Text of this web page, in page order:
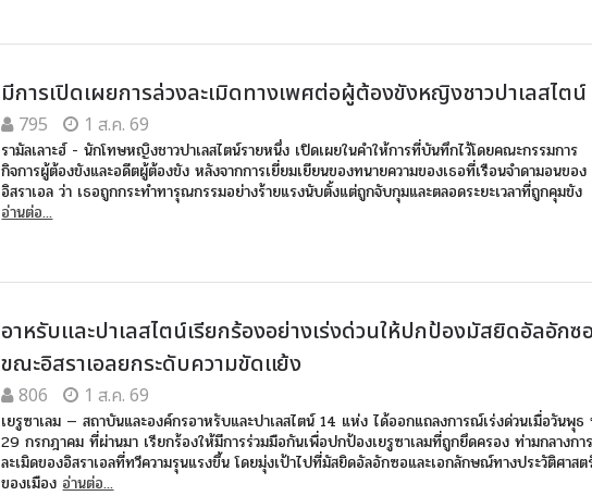
มีการเปิดเผยการล่วงละเมิดทางเพศต่อผู้ต้องขังหญิงชาวปาเลสไตน์
795 1 ส.ค. 69
รามัลเลาะฮ์ - นักโทษหญิงชาวปาเลสไตน์รายหนึ่ง เปิดเผยในคำให้การที่บันทึกไว้โดยคณะกรรมการ
กิจการผู้ต้องขังและอดีตผู้ต้องขัง หลังจากการเยี่ยมเยียนของทนายความของเธอที่เรือนจำดามอนของ
อิสราเอล ว่า เธอถูกกระทำทารุณกรรมอย่างร้ายแรงนับตั้งแต่ถูกจับกุมและตลอดระยะเวลาที่ถูกคุมขัง
อ่านต่อ...
อาหรับและปาเลสไตน์เรียกร้องอย่างเร่งด่วนให้ปกป้องมัสยิดอัลอักซ
ขณะอิสราเอลยกระดับความขัดแย้ง
806 1 ส.ค. 69
เยรูซาเลม — สถาบันและองค์กรอาหรับและปาเลสไตน์ 14 แห่ง ได้ออกแถลงการณ์เร่งด่วนเมื่อวันพุธ
29 กรกฎาคม ที่ผ่านมา เรียกร้องให้มีการร่วมมือกันเพื่อปกป้องเยรูซาเลมที่ถูกยึดครอง ท่ามกลางการ
ละเมิดของอิสราเอลที่ทวีความรุนแรงขึ้น โดยมุ่งเป้าไปที่มัสยิดอัลอักซอและเอกลักษณ์ทางประวัติศาสต
ของเมือง อ่านต่อ...